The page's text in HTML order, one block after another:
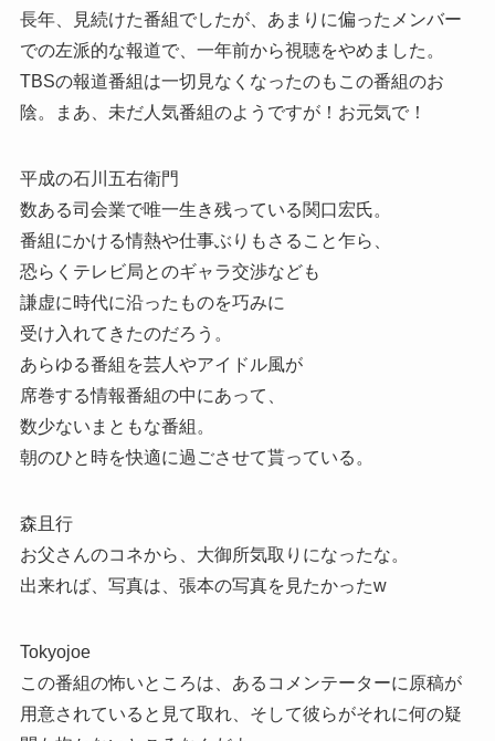
長年、見続けた番組でしたが、あまりに偏ったメンバー
での左派的な報道で、一年前から視聴をやめました。
TBSの報道番組は一切見なくなったのもこの番組のお
陰。まあ、未だ人気番組のようですが！お元気で！
平成の石川五右衛門
数ある司会業で唯一生き残っている関口宏氏。
番組にかける情熱や仕事ぶりもさること乍ら、
恐らくテレビ局とのギャラ交渉なども
謙虚に時代に沿ったものを巧みに
受け入れてきたのだろう。
あらゆる番組を芸人やアイドル風が
席巻する情報番組の中にあって、
数少ないまともな番組。
朝のひと時を快適に過ごさせて貰っている。
森且行
お父さんのコネから、大御所気取りになったな。
出来れば、写真は、張本の写真を見たかったw
Tokyojoe
この番組の怖いところは、あるコメンテーターに原稿が
用意されていると見て取れ、そして彼らがそれに何の疑